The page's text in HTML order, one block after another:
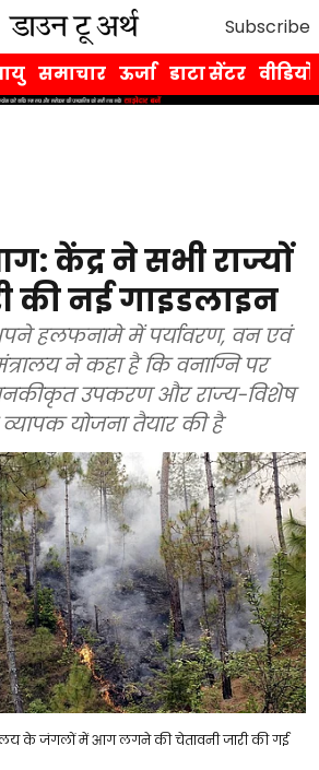
Subscribe
समाचार ऊर्जा डाटा सेंटर वीडियो
केंद्र ने सभी राज्यों
की नई गाइडलाइन
हलफनामे में पर्यावरण, वन एवं
ने कहा है कि वनाग्नि पर
उपकरण और राज्य-विशेष
योजना तैयार की है
के जंगलों में आग लगने की चेतावनी जारी की गई